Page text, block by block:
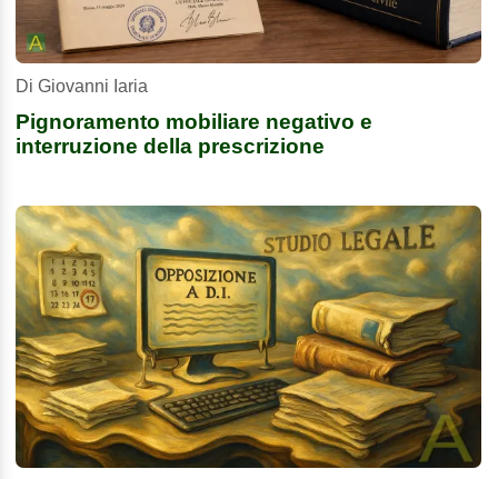
Di Giovanni Iaria
Pignoramento mobiliare negativo e
interruzione della prescrizione